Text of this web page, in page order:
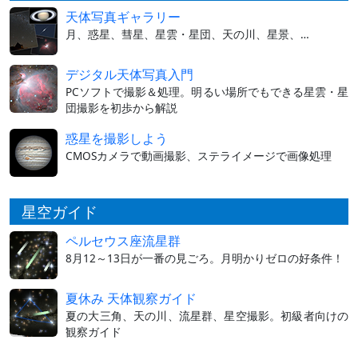
天体写真ギャラリー
月、惑星、彗星、星雲・星団、天の川、星景、…
デジタル天体写真入門
PCソフトで撮影＆処理。明るい場所でもできる星雲・星
団撮影を初歩から解説
惑星を撮影しよう
CMOSカメラで動画撮影、ステライメージで画像処理
星空ガイド
ペルセウス座流星群
8月12～13日が一番の見ごろ。月明かりゼロの好条件！
夏休み 天体観察ガイド
夏の大三角、天の川、流星群、星空撮影。初級者向けの
観察ガイド